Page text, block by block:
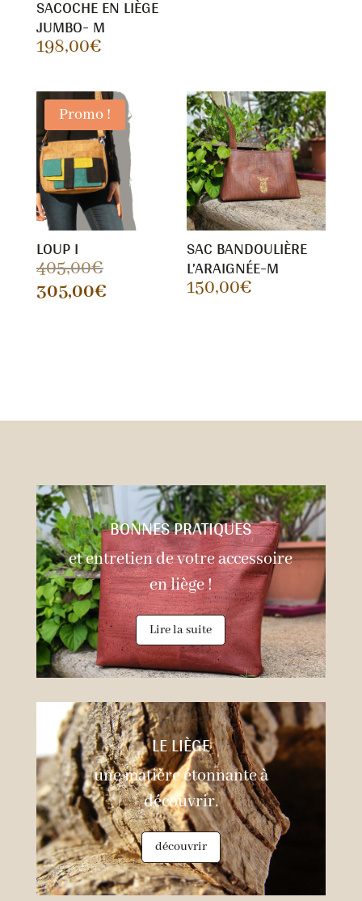
SACOCHE EN LIÈGE
JUMBO- M
198,00€
Promo !
LOUP I
405,00€Le
prix
305,00€Le
SAC BANDOULIÈRE
L’ARAIGNÉE-M
150,00€
BONNES PRATIQUES
et entretien de votre accessoire
en liège !
Lire la suite
LE LIÈGE
une matière étonnante à
découvrir.
découvrir